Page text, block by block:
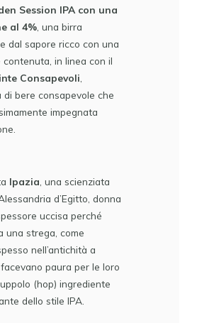
Session IPA con una
al 4% , una birra
dal sapore ricco con una
contenuta, in linea con il
Consapevoli
di bere consapevole che
impegnata
Ipazia , una scienziata
d’Egitto, donna
uccisa perché
una strega, come
nell’antichità a
paura per le loro
(hop) ingrediente
dello stile IPA.